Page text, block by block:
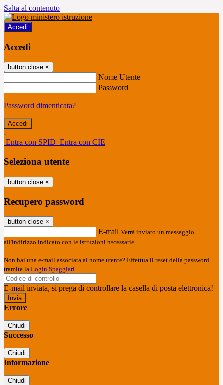
Salta al contenuto
Accedi
Accedi
button close ×
Nome Utente
Password
Password dimenticata?
-
Entra con SPID Entra con CIE
Seleziona utente
button close ×
Recupero password
button close ×
E-mail Verrà inviato un messaggio
all'indirizzo indicato con le istruzioni necessarie.
Non hai una e-mail associata al nome utente? Effettua il reset della password
tramite la Login Spaggiari
E-mail inviata, si prega di controllare la casella di posta elettronica!
Errore
Chiudi
Successo
Chiudi
Informazione
Chiudi